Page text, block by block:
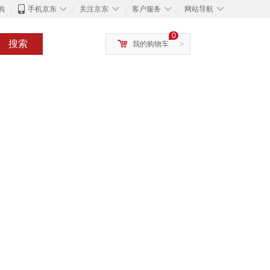
◇
手机京东 ◇
关注京东 ◇
客户服务 ◇
网站导航
搜索 >
0
我的购物车